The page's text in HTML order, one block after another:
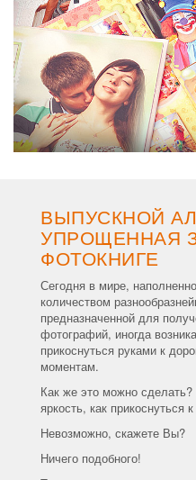
ВЫПУСКНОЙ
УПРОЩЕННАЯ
ФОТОКНИГЕ
Сегодня в мире,
количеством
предназначенной для
фотографий, иногда
прикоснуться руками к
моментам.
Как же это можно
яркость, как прикоснуться
Невозможно, скажете Вы?
Ничего подобного!